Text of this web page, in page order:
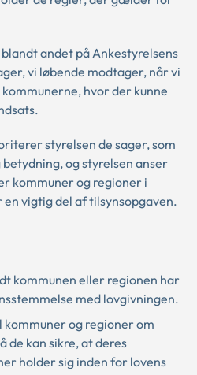
andet på Ankestyrelsens
vi løbende modtager, når vi
hvor der kunne
styrelsen de sager, som
og styrelsen anser
kommuner og regioner i
vigtig del af tilsynsopgaven.
kommunen eller regionen har
med lovgivningen.
og regioner om
de kan sikre, at deres
holder sig inden for lovens